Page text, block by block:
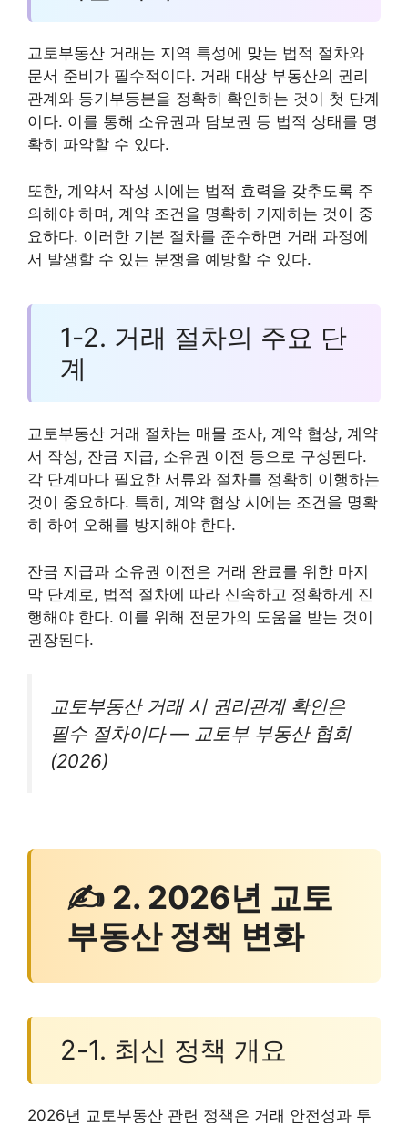
교토부동산 거래는 지역 특성에 맞는 법적 절차와
문서 준비가 필수적이다. 거래 대상 부동산의 권리
관계와 등기부등본을 정확히 확인하는 것이 첫 단계
이다. 이를 통해 소유권과 담보권 등 법적 상태를 명
확히 파악할 수 있다.
또한, 계약서 작성 시에는 법적 효력을 갖추도록 주
의해야 하며, 계약 조건을 명확히 기재하는 것이 중
요하다. 이러한 기본 절차를 준수하면 거래 과정에
서 발생할 수 있는 분쟁을 예방할 수 있다.
1-2. 거래 절차의 주요 단
계
교토부동산 거래 절차는 매물 조사, 계약 협상, 계약
서 작성, 잔금 지급, 소유권 이전 등으로 구성된다.
각 단계마다 필요한 서류와 절차를 정확히 이행하는
것이 중요하다. 특히, 계약 협상 시에는 조건을 명확
히 하여 오해를 방지해야 한다.
잔금 지급과 소유권 이전은 거래 완료를 위한 마지
막 단계로, 법적 절차에 따라 신속하고 정확하게 진
행해야 한다. 이를 위해 전문가의 도움을 받는 것이
권장된다.
교토부동산 거래 시 권리관계 확인은
필수 절차이다 — 교토부 부동산 협회
(2026)
✍ 2. 2026년 교토
부동산 정책 변화
2-1. 최신 정책 개요
2026년 교토부동산 관련 정책은 거래 안전성과 투